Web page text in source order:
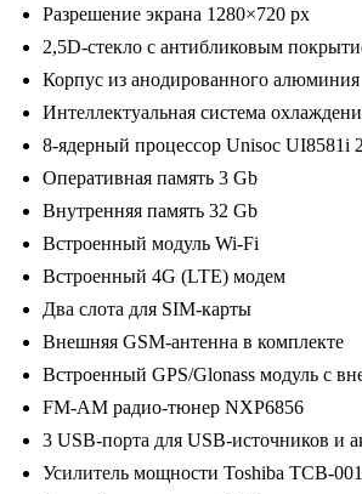
з.в.
(MAXIMUM
Incar
TMX-
1803c-
3)
Android
10/1280*720,
BT,
wi-
fi,
4G
LTE,
DSP,
3-
Разрешение экрана 1280×720 px
2,5D-стекло с антибликовым
Корпус из анодированного алюминия
Интеллектуальная система
8-ядерный процессор Unisoc UI8581i
Оперативная память 3 Gb
Внутренняя память 32 Gb
Встроенный модуль Wi-Fi
Встроенный 4G (LTE) модем
Два слота для SIM-карты
Внешняя GSM-антенна в комплекте
Встроенный GPS/Glonass модуль с
FM-AM радио-тюнер NXP6856
3 USB-порта для USB-источников и
Усилитель мощности Toshiba TCB-